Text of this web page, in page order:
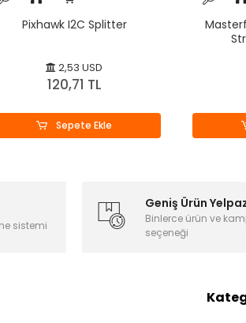
Pixhawk I2C Splitter
2,53 USD
120,71 TL
Sepete Ekle
sistemi
Geniş Ürün
Binlerce ürün ve
seçeneği